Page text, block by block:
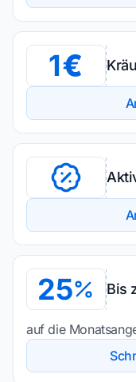
1
25 Bis
auf die